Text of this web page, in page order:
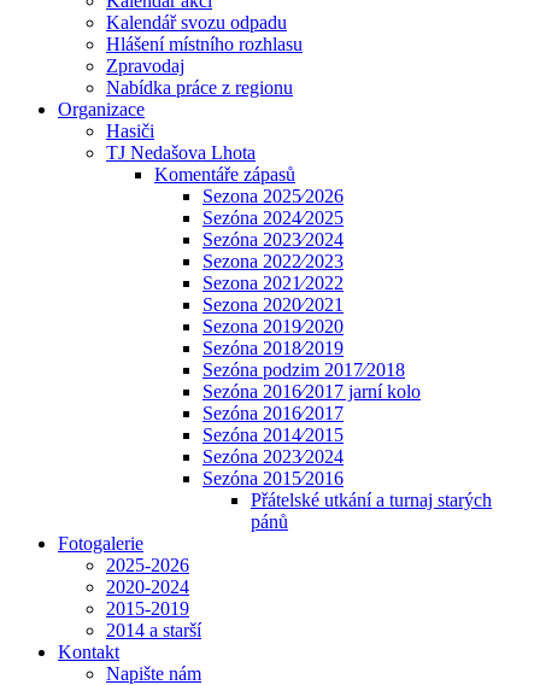
Kalendář svozu odpadu
Hlášení místního rozhlasu
Zpravodaj
Nabídka práce z regionu
Organizace
Hasiči
TJ Nedašova Lhota
Komentáře zápasů
Sezona 2025⁄2026
Sezóna 2024⁄2025
Sezóna 2023⁄2024
Sezona 2022⁄2023
Sezona 2021⁄2022
Sezona 2020⁄2021
Sezona 2019⁄2020
Sezóna 2018⁄2019
Sezóna podzim 2017⁄2018
Sezóna 2016⁄2017 jarní kolo
Sezóna 2016⁄2017
Sezóna 2014⁄2015
Sezóna 2023⁄2024
Sezóna 2015⁄2016
Přátelské utkání a turnaj starých
pánů
Fotogalerie
2025-2026
2020-2024
2015-2019
2014 a starší
Kontakt
Napište nám